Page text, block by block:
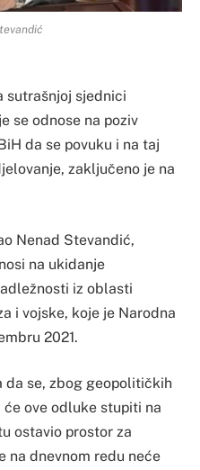
sutrašnjoj sjednici
se odnose na poziv
da se povuku i na taj
zaključeno je na
Nenad Stevandić,
na ukidanje
iz oblasti
i vojske, koje je Narodna
2021.
da se, zbog geopolitičkih
ove odluke stupiti na
ostavio prostor za
na dnevnom redu neće